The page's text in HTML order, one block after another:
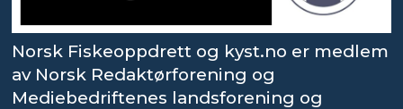
Norsk Fiskeoppdrett og kyst.no er medlem
av Norsk Redaktørforening og
Mediebedriftenes landsforening og